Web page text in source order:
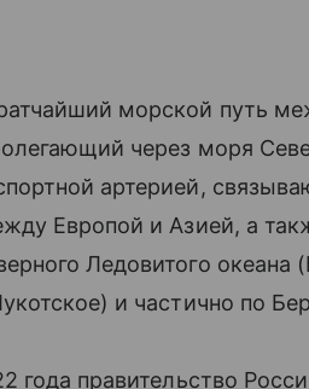
морской путь
через моря
артерией,
Европой и Азией, а
Ледовитого океана
и частично по
года правительство